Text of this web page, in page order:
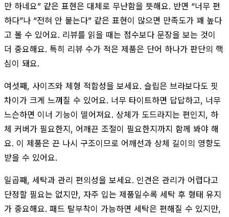
만 하네요” 같은 표현은 대체로 무난함을 뜻해요. 반면 “너무 편
하다”나 “전혀 안 붙는다” 같은 표현이 많으면 만족도가 꽤 높다
고 볼 수 있어요. 리뷰를 읽을 때는 점수보다 문장을 보는 것이
더 중요해요. 특히 리뷰 수가 적은 제품은 단어 하나가 판단의 핵
심이 돼요.
여섯째, 사이즈와 체형 적합성을 보세요. 슬립은 브라보다도 핏
차이가 크게 느껴질 수 있어요. 너무 타이트하면 답답하고, 너무
느슨하면 이너 기능이 떨어져요. 상체가 도드라지는 편인지, 하
체 커버가 필요한지, 어깨끈 조절이 필요한지까지 함께 봐야 해
요. 이 제품은 끈 나시 구조이므로 어깨선과 상체 길이의 영향도
받을 수 있어요.
일곱째, 세탁과 관리 편의성을 보세요. 인견은 관리가 어렵다고
단정할 필요는 없지만, 자주 입는 제품일수록 세탁 후 형태 유지
가 중요해요. 패드 탈부착이 가능하면 세탁은 편해질 수 있지만,